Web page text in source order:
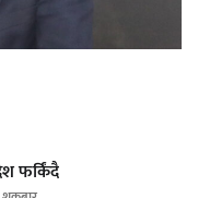
फर्किंदै